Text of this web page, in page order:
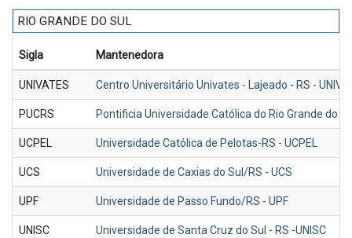
RIO GRANDE DO SUL
Sigla Mantenedora
UNIVATES Centro Universitário Univates - Lajeado - RS -
PUCRS Pontificia Universidade Católica do Rio Grande do
UCPEL Universidade Católica de Pelotas-RS - UCPEL
UCS Universidade de Caxias do Sul/RS - UCS
UPF Universidade de Passo Fundo/RS - UPF
UNISC Universidade de Santa Cruz do Sul - RS -UNISC